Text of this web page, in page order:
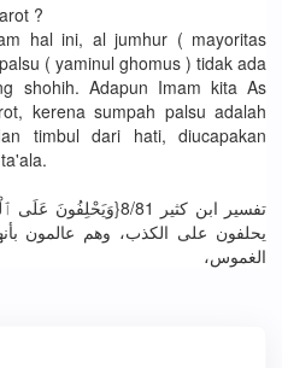
?
hal ini, al jumhur ( mayoritas
( yaminul ghomus ) tidak ada
shohih. Adapun Imam kita As
kerena sumpah palsu adalah
timbul dari hati, diucapakan
تفسير ابن كثير 8/
يحلفون على الكذب، وهم عالمون
الغموس،